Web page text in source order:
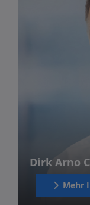
Dirk Arno
Mehr